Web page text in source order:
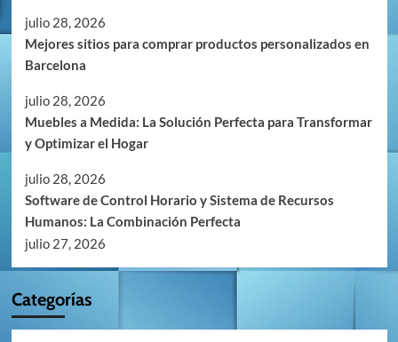
julio 28, 2026
Mejores sitios para comprar productos personalizados en
Barcelona
julio 28, 2026
Muebles a Medida: La Solución Perfecta para Transformar
y Optimizar el Hogar
julio 28, 2026
Software de Control Horario y Sistema de Recursos
Humanos: La Combinación Perfecta
julio 27, 2026
Categorías